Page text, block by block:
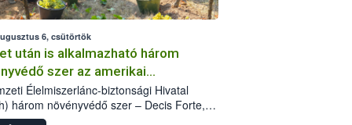
6, csütörtök
után is alkalmazható három
szer az amerikai
ellen
Élelmiszerlánc-biztonsági Hivatal
három növényvédő szer – Decis Forte,
24 EW, Oroganic – engedélyokiratát